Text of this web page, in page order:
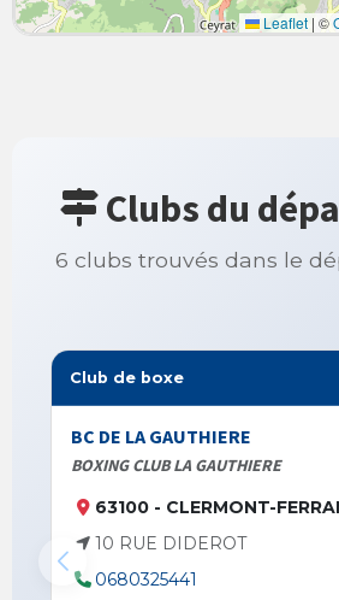
Leaflet | ©
Clubs du
6 clubs trouvés dans le
Club de boxe
BC DE LA GAUTHIERE
BOXING CLUB LA GAUTHIERE
63100 - CLERMONT-
10 RUE DIDEROT
0680325441